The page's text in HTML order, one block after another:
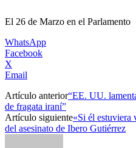
El 26 de Marzo en el Parlamento
WhatsApp
Facebook
X
Email
Artículo anterior“EE. UU.
de fragata iraní”
Artículo siguiente«Si él estuviera
del asesinato de Ibero Gutiérrez